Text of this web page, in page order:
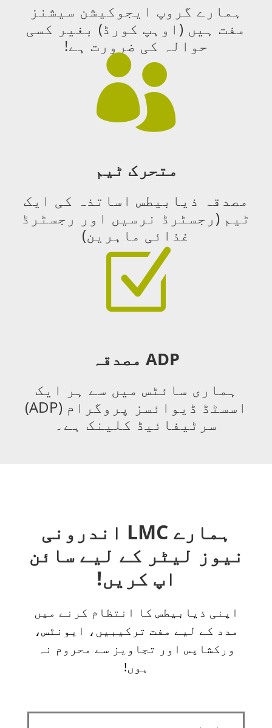
ہمارے گروپ ایجوکیشن سیشنز
مفت ہیں (اوہپ کورڈ) بغیر کسی
حوالہ کی ضرورت ہے!

متحرک ٹیم
مصدقہ ذیابیطس اساتذہ کی ایک
ٹیم (رجسٹرڈ نرسیں اور رجسٹرڈ
غذائی ماہرین)
Z
ADP مصدقہ
ہماری سائٹس میں سے ہر ایک
اسسٹڈ ڈیوائسز پروگرام (ADP)
سرٹیفائیڈ کلینک ہے۔
ہمارے LMC اندرونی
نیوز لیٹر کے لیے سائن
اپ کریں!
اپنی ذیابیطس کا انتظام کرنے میں
مدد کے لیے مفت ترکیبیں، ایونٹس،
ورکشاپس اور تجاویز سے محروم نہ
ہوں!